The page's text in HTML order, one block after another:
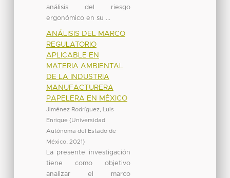
análisis del riesgo
ergonómico en su ...
ANÁLISIS DEL MARCO
REGULATORIO
APLICABLE EN
MATERIA AMBIENTAL
DE LA INDUSTRIA
MANUFACTURERA
PAPELERA EN MÉXICO
Jiménez Rodríguez, Luis
Enrique (Universidad
Autónoma del Estado de
México, 2021)
La presente investigación
tiene como objetivo
analizar el marco